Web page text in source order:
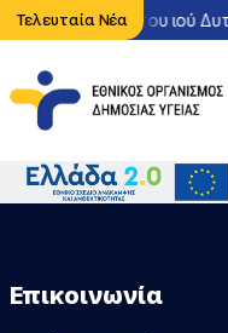
Τελευταία Νέα
κυκλοφορία του ιού
Επικοινωνία